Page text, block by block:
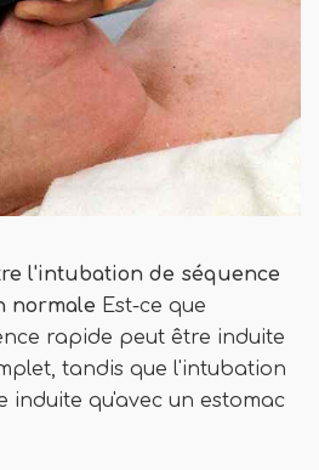
l'intubation de séquence
normale Est-ce que
rapide peut être induite
tandis que l'intubation
induite qu'avec un estomac